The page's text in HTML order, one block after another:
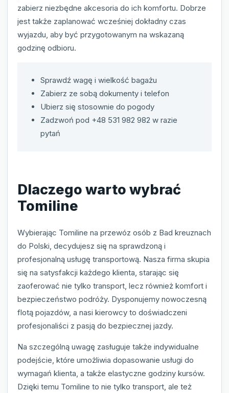
zabierz niezbędne akcesoria do ich komfortu. Dobrze
jest także zaplanować wcześniej dokładny czas
wyjazdu, aby być przygotowanym na wskazaną
godzinę odbioru.
Sprawdź wagę i wielkość bagażu
Zabierz ze sobą dokumenty i telefon
Ubierz się stosownie do pogody
Zadzwoń pod +48 531 982 982 w razie
pytań
Dlaczego warto wybrać
Tomiline
Wybierając Tomiline na przewóz osób z Bad kreuznach
do Polski, decydujesz się na sprawdzoną i
profesjonalną usługę transportową. Nasza firma skupia
się na satysfakcji każdego klienta, starając się
zaoferować nie tylko transport, lecz również komfort i
bezpieczeństwo podróży. Dysponujemy nowoczesną
flotą pojazdów, a nasi kierowcy to doświadczeni
profesjonaliści z pasją do bezpiecznej jazdy.
Na szczególną uwagę zasługuje także indywidualne
podejście, które umożliwia dopasowanie usługi do
wymagań klienta, a także elastyczne godziny kursów.
Dzięki temu Tomiline to nie tylko transport, ale też